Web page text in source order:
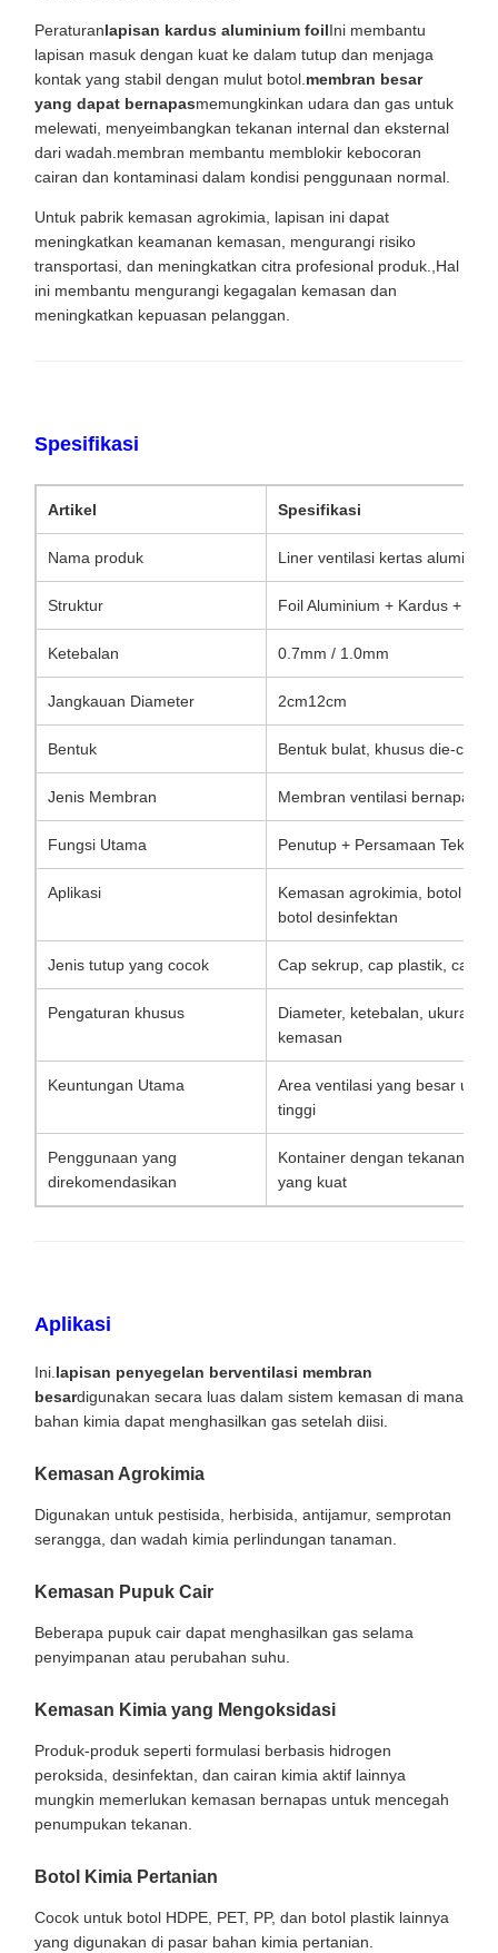
Peraturanlapisan kardus aluminium foilIni membantu
lapisan masuk dengan kuat ke dalam tutup dan menjaga
kontak yang stabil dengan mulut botol. membran besar
yang dapat bernapasmemungkinkan udara dan gas untuk
melewati, menyeimbangkan tekanan internal dan eksternal
dari wadah.membran membantu memblokir kebocoran
cairan dan kontaminasi dalam kondisi penggunaan normal.
Untuk pabrik kemasan agrokimia, lapisan ini dapat
meningkatkan keamanan kemasan, mengurangi risiko
transportasi, dan meningkatkan citra profesional produk.,Hal
ini membantu mengurangi kegagalan kemasan dan
meningkatkan kepuasan pelanggan.
Spesifikasi
Artikel Spesifikasi
Nama produk Liner ventilasi kertas
Struktur Foil Aluminium + Kardus +
Ketebalan 0.7mm / 1.0mm
Jangkauan Diameter 2cm12cm
Bentuk Bentuk bulat, khusus die-cut
Jenis Membran Membran ventilasi bernapas
Fungsi Utama Penutup + Persamaan
Aplikasi
Kemasan agrokimia, botol
botol desinfektan
Jenis tutup yang cocok Cap sekrup, cap plastik, cap
Pengaturan khusus
Diameter, ketebalan, ukuran
kemasan
Keuntungan Utama
Area ventilasi yang besar
tinggi
Penggunaan yang
direkomendasikan
Kontainer dengan tekanan
yang kuat
Aplikasi
Ini.lapisan penyegelan berventilasi membran
besardigunakan secara luas dalam sistem kemasan di mana
bahan kimia dapat menghasilkan gas setelah diisi.
Kemasan Agrokimia
Digunakan untuk pestisida, herbisida, antijamur, semprotan
serangga, dan wadah kimia perlindungan tanaman.
Kemasan Pupuk Cair
Beberapa pupuk cair dapat menghasilkan gas selama
penyimpanan atau perubahan suhu.
Kemasan Kimia yang Mengoksidasi
Produk-produk seperti formulasi berbasis hidrogen
peroksida, desinfektan, dan cairan kimia aktif lainnya
mungkin memerlukan kemasan bernapas untuk mencegah
penumpukan tekanan.
Botol Kimia Pertanian
Cocok untuk botol HDPE, PET, PP, dan botol plastik lainnya
yang digunakan di pasar bahan kimia pertanian.